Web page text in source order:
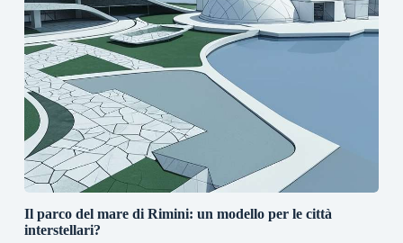
Il parco del mare di Rimini: un modello per le città
interstellari?